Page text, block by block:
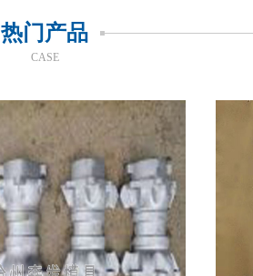
热门产品
CASE